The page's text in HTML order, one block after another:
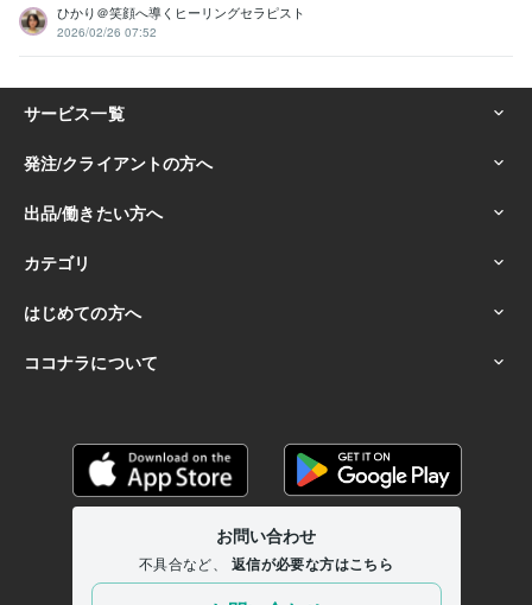
ひかり＠笑顔へ導くヒーリングセラピスト
2026/02/26 07:52